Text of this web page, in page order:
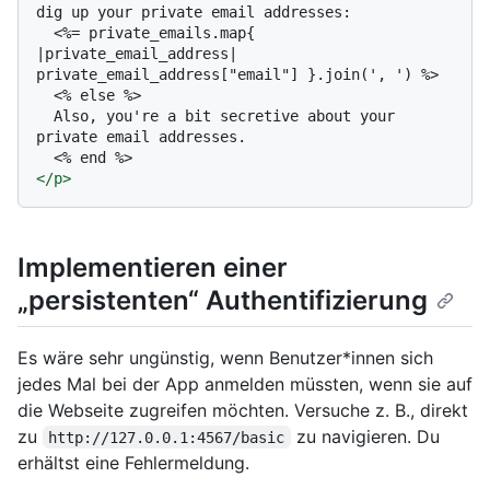
dig up your private email addresses:
|private_email_address|
private_email_address["email"] }.join(', ') %>
private email addresses.
</p>
Implementieren einer
„persistenten“ Authentifizierung
Es wäre sehr ungünstig, wenn Benutzer*innen sich
jedes Mal bei der App anmelden müssten, wenn sie auf
die Webseite zugreifen möchten. Versuche z. B., direkt
zu
http://127.0.0.1:4567/basic
zu navigieren. Du
erhältst eine Fehlermeldung.